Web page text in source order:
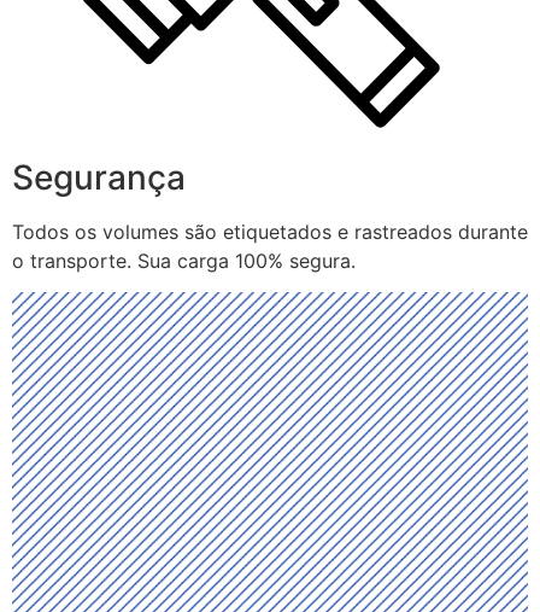
Segurança
Todos os volumes são etiquetados e rastreados durante
o transporte. Sua carga 100% segura.